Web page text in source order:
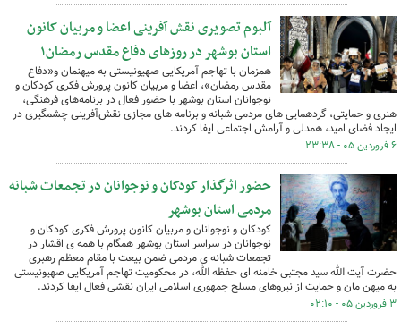
آلبوم تصویری نقش آفرینی اعضا و مربیان کانون
استان بوشهر در روزهای دفاع مقدس رمضان۱
همزمان با تهاجم آمریکایی صهیونیستی به میهنمان و«دفاع
مقدس رمضان»، اعضا و مربیان کانون پرورش فکری کودکان و
نوجوانان استان بوشهر با حضور فعال در برنامه‌های فرهنگی،
هنری و حمایتی، گردهمایی های مردمی شبانه و برنامه های مجازی نقش‌آفرینی چشمگیری در
ایجاد فضای امید، همدلی و آرامش اجتماعی ایفا کردند.
۶ فروردین ۰۵ - ۲۳:۳۸
حضور اثرگذار کودکان و نوجوانان در تجمعات شبانه
مردمی استان بوشهر
کودکان و نوجوانان و مربیان کانون پرورش فکری کودکان و
نوجوانان در سراسر استان بوشهر همگام با همه ی اقشار در
تجمعات شبانه ی مردمی ضمن بیعت با مقام معظم رهبری
حضرت آیت الله سید مجتبی خامنه ای حفظه الله، در محکومیت تهاجم آمریکایی صهیونیستی
به میهن مان و حمایت از نیروهای مسلح جمهوری اسلامی ایران نقشی فعال ایفا کردند.
۳ فروردین ۰۵ - ۰۲:۱۰